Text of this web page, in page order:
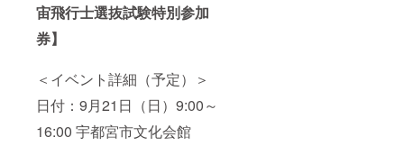
宙飛行士選抜試験特別参加
券】
＜イベント詳細（予定）＞
日付：9月21日（日）9:00～
16:00 宇都宮市文化会館